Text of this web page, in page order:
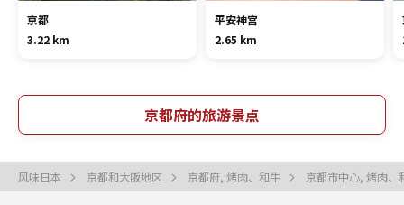
京都
3.22 km
平安神宫
2.65 km
京都府的旅游景点
风味日本 京都和大阪地区 京都府, 烤肉、和牛 京都市中心, 烤肉、